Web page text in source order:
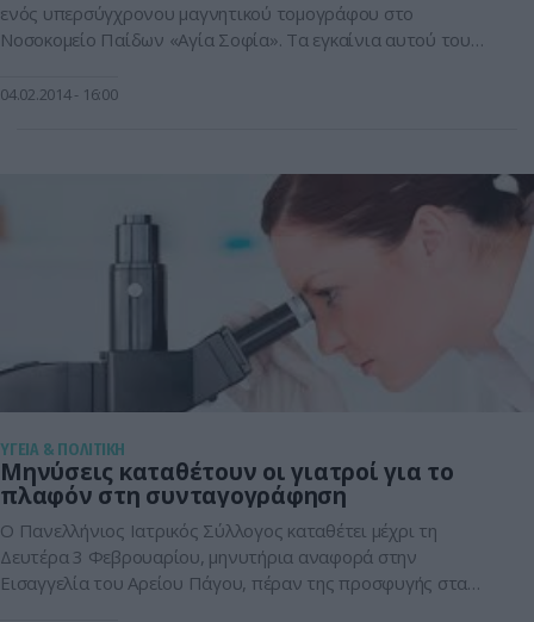
ενός υπερσύγχρονου μαγνητικού τομογράφου στο
Νοσοκομείο Παίδων «Αγία Σοφία». Τα εγκαίνια αυτού του
πραγματοποιήθηκαν σήμερα από την Διοίκηση του
της ΟΠΑΠ και του Συλλόγου Φλόγα. Το […]
04.02.2014 16:00
ΥΓΕΙΑ & ΠΟΛΙΤΙΚΗ
Μηνύσεις καταθέτουν οι γιατροί για το
πλαφόν στη συνταγογράφηση
O Πανελλήνιος Ιατρικός Σύλλογος καταθέτει μέχρι τη
Δευτέρα 3 Φεβρουαρίου, μηνυτήρια αναφορά στην
Εισαγγελία του Αρείου Πάγου, πέραν της προσφυγής στα